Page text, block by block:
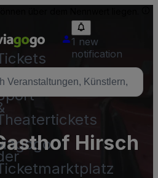
,
1 new
notification
Hirsch